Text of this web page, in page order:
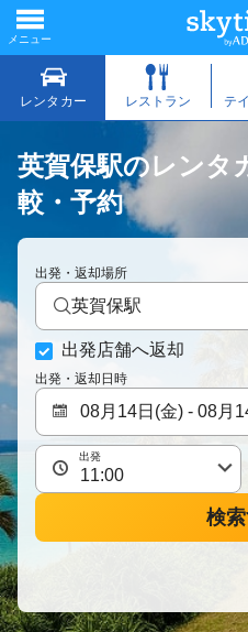
英賀保駅のレンタ
較・予約
出発・返却場所
英賀保駅
出発店舗へ返却
出発・返却日時
出発
検